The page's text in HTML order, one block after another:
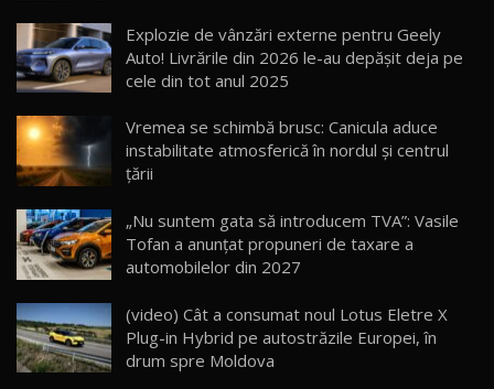
16
AutoBlogMD
13:10
17
30:08
Noul Geely EX5 EM-i care a cucerit Moldova
AutoBlog.MD
23:36
20
Noul ZEEKR 7X / Test Drive AutoBlog.MD
29:08
Explozie de vânzări externe pentru Geely
Auto! Livrările din 2026 le-au depășit deja pe
cele din tot anul 2025
Vremea se schimbă brusc: Canicula aduce
instabilitate atmosferică în nordul și centrul
țării
„Nu suntem gata să introducem TVA”: Vasile
Tofan a anunțat propuneri de taxare a
automobilelor din 2027
(video) Cât a consumat noul Lotus Eletre X
Plug-in Hybrid pe autostrăzile Europei, în
drum spre Moldova